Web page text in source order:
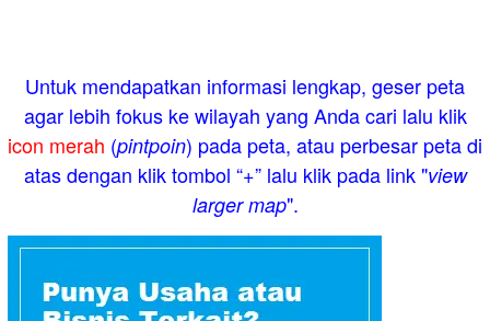
Untuk mendapatkan informasi lengkap, geser peta
agar lebih fokus ke wilayah yang Anda cari lalu klik
icon merah (pintpoin) pada peta, atau perbesar peta di
atas dengan klik tombol “+” lalu klik pada link "view
larger map".